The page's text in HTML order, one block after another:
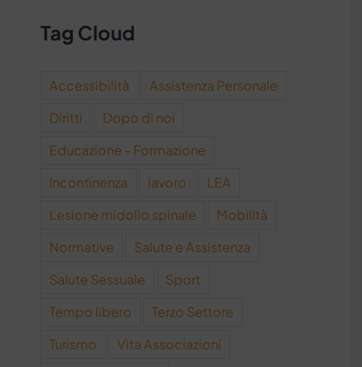
Tag Cloud
Accessibilità
Assistenza Personale
Diritti
Dopo di noi
Educazione - Formazione
Incontinenza
lavoro
LEA
Lesione midollo spinale
Mobilità
Normative
Salute e Assistenza
Salute Sessuale
Sport
Tempo libero
Terzo Settore
Turismo
Vita Associazioni